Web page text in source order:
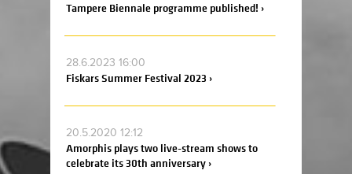
Tampere Biennale programme published! ›
28.6.2023 16:00
Fiskars Summer Festival 2023 ›
20.5.2020 12:12
Amorphis plays two live-stream shows to
celebrate its 30th anniversary ›